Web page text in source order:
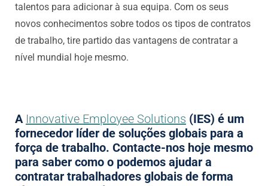
talentos para adicionar à sua equipa. Com os seus
novos conhecimentos sobre todos os tipos de contratos
de trabalho, tire partido das vantagens de contratar a
nível mundial hoje mesmo.
A Innovative Employee Solutions (IES) é um
fornecedor líder de soluções globais para a
força de trabalho. Contacte-nos hoje mesmo
para saber como o podemos ajudar a
contratar trabalhadores globais de forma